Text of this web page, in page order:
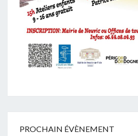
PROCHAIN ÉVÈNEMENT